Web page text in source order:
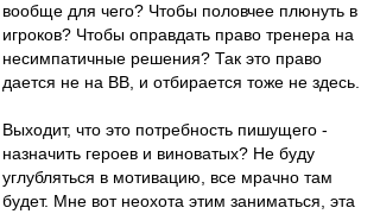
вообще для чего? Чтобы половчее плюнуть в
игроков? Чтобы оправдать право тренера на
несимпатичные решения? Так это право
дается не на ВВ, и отбирается тоже не здесь.
Выходит, что это потребность пишущего -
назначить героев и виноватых? Не буду
углубляться в мотивацию, все мрачно там
будет. Мне вот неохота этим заниматься, эта